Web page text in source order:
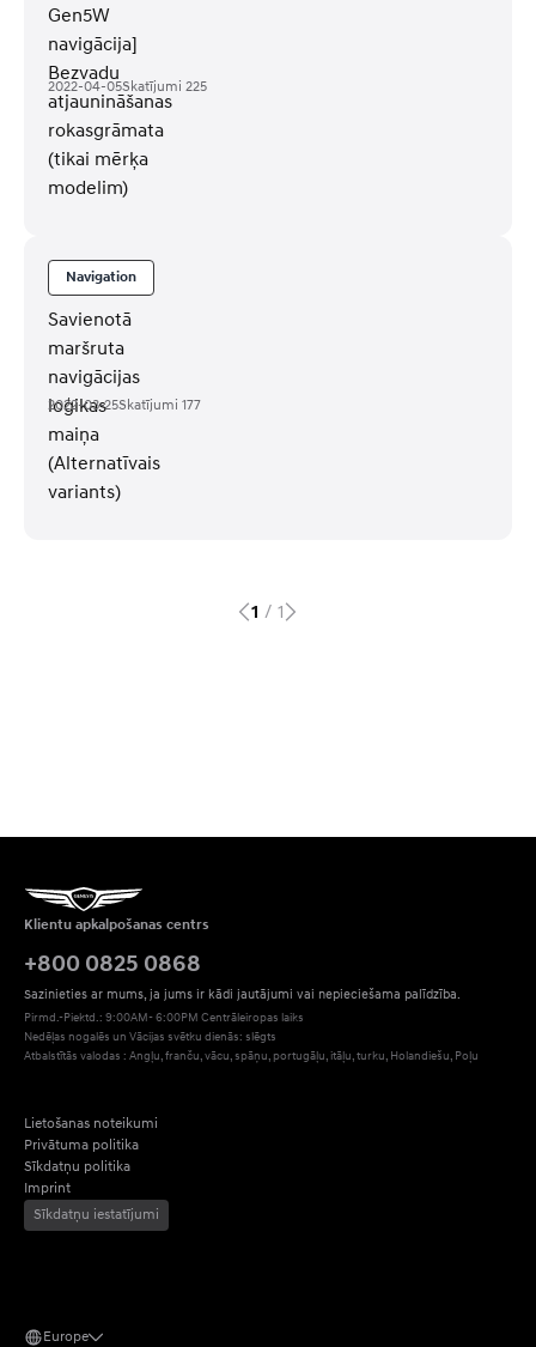
Gen5W
navigācija]
Bezvadu
atjaunināšanas
rokasgrāmata
(tikai mērķa
modelim)
2022-04-05Skatījumi 225
Navigation
Savienotā
maršruta
navigācijas
loģikas
maiņa
(Alternatīvais
variants)
2022-03-25Skatījumi 177
1 / 1
Klientu apkalpošanas centrs
+800 0825 0868
Sazinieties ar mums, ja jums ir kādi jautājumi vai nepieciešama palīdzība.
Pirmd.-Piektd.: 9:00AM- 6:00PM Centrāleiropas laiks
Nedēļas nogalēs un Vācijas svētku dienās: slēgts
Atbalstītās valodas : Angļu, franču, vācu, spāņu, portugāļu, itāļu, turku, Holandiešu, Poļu
Lietošanas noteikumi
Privātuma politika
Sīkdatņu politika
Imprint
Sīkdatņu iestatījumi
Europe